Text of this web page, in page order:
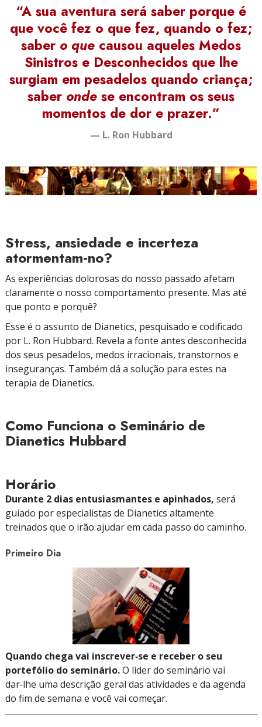
“A sua aventura será saber porque é
que você fez o que fez, quando o fez;
saber o que causou aqueles Medos
Sinistros e Desconhecidos que lhe
surgiam em pesadelos quando criança;
saber onde se encontram os seus
momentos de dor e prazer.”
— L. Ron Hubbard
Stress, ansiedade e incerteza
atormentam‑no?
As experiências dolorosas do nosso passado afetam
claramente o nosso comportamento presente. Mas até
que ponto e porquê?
Esse é o assunto de Dianetics, pesquisado e codificado
por L. Ron Hubbard. Revela a fonte antes desconhecida
dos seus pesadelos, medos irracionais, transtornos e
inseguranças. Também dá a solução para estes na
terapia de Dianetics.
Como Funciona o Seminário de
Dianetics Hubbard
Horário
Durante 2 dias entusiasmantes e apinhados, será
guiado por especialistas de Dianetics altamente
treinados que o irão ajudar em cada passo do caminho.
Primeiro Dia
Quando chega vai inscrever‑se e receber o seu
portefólio do seminário.O líder do seminário vai
dar‑lhe uma descrição geral das atividades e da agenda
do fim de semana e você vai começar.